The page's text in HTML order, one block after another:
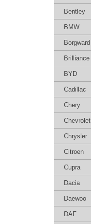
Bentley
BMW
Borgward
Brilliance
BYD
Cadillac
Chery
Chevrolet
Chrysler
Citroen
Cupra
Dacia
Daewoo
DAF